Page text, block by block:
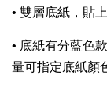
• 雙層底紙，貼
• 底紙有分藍色
量可指定底紙顏